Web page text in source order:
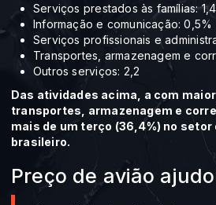
Serviços prestados às famílias:
Informação e comunicação: 0,5%
Serviços profissionais e
Transportes, armazenagem e
Outros serviços: 2,2
Das atividades acima, a com maior
transportes, armazenagem e
mais de um terço (36,4%) no setor
brasileiro.
Preço de avião